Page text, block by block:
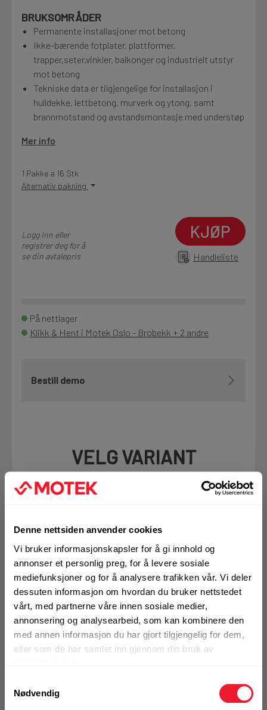
Denne nettsiden anvender cookies
Vi bruker informasjonskapsler for å gi innhold og
annonser et personlig preg, for å levere sosiale
mediefunksjoner og for å analysere trafikken vår. Vi deler
dessuten informasjon om hvordan du bruker nettstedet
vårt, med partnerne våre innen sosiale medier,
annonsering og analysearbeid, som kan kombinere den
med annen informasjon du har gjort tilgjengelig for dem,
eller som de har samlet inn gjennom din bruk av
Nødvendig
Kontakt
Fra rådgivning til sporing av ordre
Kampanjer
Kvalitetsprodukter til ekstra gode priser
Siste nytt om dine favorittprodukter
BRUKSOMRÅDER
Permanente installasjoner mot betong
Ikke-bærende fotplater, plattformer,
trapper,seter,vinkler, balkonger og industrielt utstyr
mot betong
Tekniske data er tilgjengelige for installasjon i
hulldekke, lettbetong, murverk og ytong, samt
brannmotstand og avstandsmontasje med understøp
Mer info
1 Pakke a 16 Stk
Alternativ pakning
Logg inn eller
registrer deg for å
se din avtalepris
KJØP
Handleliste
På nettlager
Klikk & Hent i Motek Oslo - Brobekk + 2 andre
Bestill demo
VELG VARIANT
Betongskrue Hilti HUS4A
10x120/M12 ELF M12x33
På nettlager
Klikk & Hent i Motek Oslo - Brobekk + 7 andre
1 Pakke a 25 Stk
Alternativ pakning
Logg inn eller
KJØP